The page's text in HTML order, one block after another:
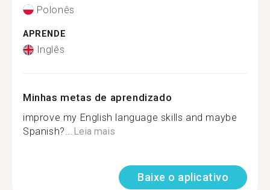
Polonês
APRENDE
Inglês
Minhas metas de aprendizado
improve my English language skills and maybe
Spanish?...Leia mais
Baixe o aplicativo